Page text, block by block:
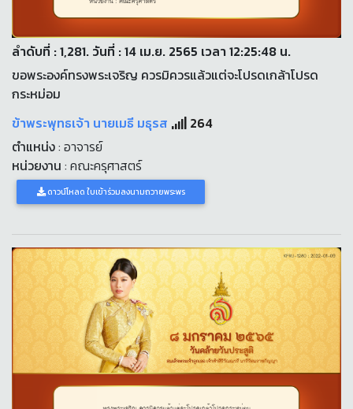
ลำดับที่ : 1,281. วันที่ : 14 เม.ย. 2565 เวลา 12:25:48 น.
ขอพระองค์ทรงพระเจริญ ควรมิควรแล้วแต่จะโปรดเกล้าโปรด
กระหม่อม
ข้าพระพุทธเจ้า นายเมธี มธุรส
264
ตำแหน่ง: อาจารย์
หน่วยงาน : คณะครุศาสตร์
ดาวน์โหลด ใบเข้าร่วมลงนามถวายพระพร